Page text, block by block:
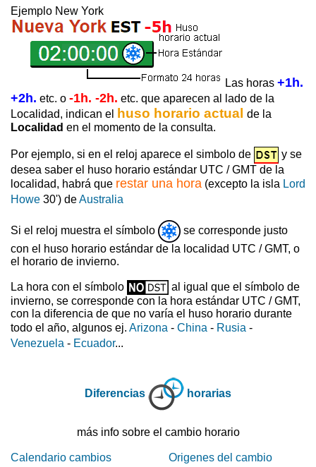
Ejemplo New York
Las horas +1h.
+2h. etc. o -1h. -2h. etc. que aparecen al lado de la
Localidad, indican el huso horario actual de la
Localidad en el momento de la consulta.
Por ejemplo, si en el reloj aparece el simbolo de
y se
desea saber el huso horario estándar UTC / GMT de la
localidad, habrá que restar una hora (excepto la isla Lord
Howe 30') deAustralia
Si el reloj muestra el símbolo
se corresponde justo
con el huso horario estándar de la localidad UTC / GMT, o
el horario de invierno.
La hora con el símbolo
al igual que el símbolo de
invierno, se corresponde con la hora estándar UTC / GMT,
con la diferencia de que no varía el huso horario durante
todo el año, algunos ej. Arizona - China - Rusia -
Venezuela - Ecuador...
Diferencias horarias
más info sobre el cambio horario
Calendario cambios Origenes del cambio